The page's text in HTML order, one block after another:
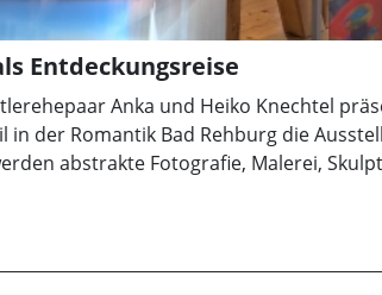
Entdeckungsreise
Anka und Heiko Knechtel
in der Romantik Bad Rehburg die
abstrakte Fotografie, Malerei,
ist am 25. Januar um 15 Uhr im Neuen